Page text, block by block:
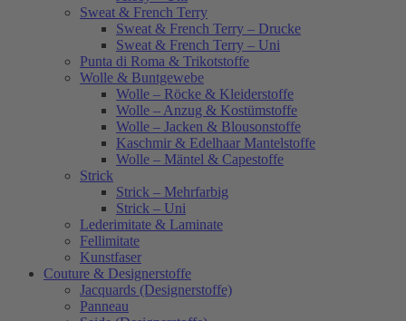
Sweat & French Terry
Sweat & French Terry – Drucke
Sweat & French Terry – Uni
Punta di Roma & Trikotstoffe
Wolle & Buntgewebe
Wolle – Röcke & Kleiderstoffe
Wolle – Anzug & Kostümstoffe
Wolle – Jacken & Blousonstoffe
Kaschmir & Edelhaar Mantelstoffe
Wolle – Mäntel & Capestoffe
Strick
Strick – Mehrfarbig
Strick – Uni
Lederimitate & Laminate
Fellimitate
Kunstfaser
Couture & Designerstoffe
Jacquards (Designerstoffe)
Panneau